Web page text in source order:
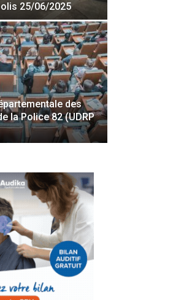
25/06/2025
des
la Police 82 (UDRP